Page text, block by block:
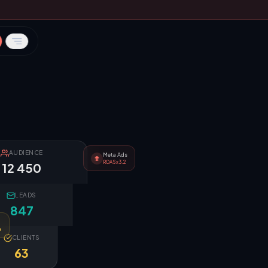
AUDIENCE
12 450
LEADS
847
CLIENTS
63
Meta Ads
ROAS x3.2